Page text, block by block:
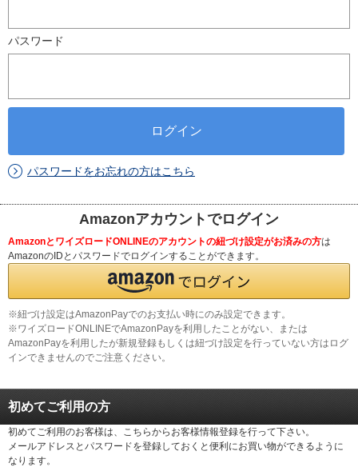
パスワード
パスワードをお忘れの方はこちら
Amazonアカウントでログイン
AmazonとワイズロードONLINEのアカウントの紐づけ設定がお済みの方は
AmazonのIDとパスワードでログインすることができます。
※紐づけ設定はAmazonPayでのお支払い時にのみ設定できます。
※ワイズロードONLINEでAmazonPayを利用したことがない、または
AmazonPayを利用したが新規登録もしくは紐づけ設定を行っていない方はログ
インできませんのでご注意ください。
初めてご利用の方
初めてご利用のお客様は、こちらからお客様情報登録を行って下さい。
メールアドレスとパスワードを登録しておくと便利にお買い物ができるように
なります。